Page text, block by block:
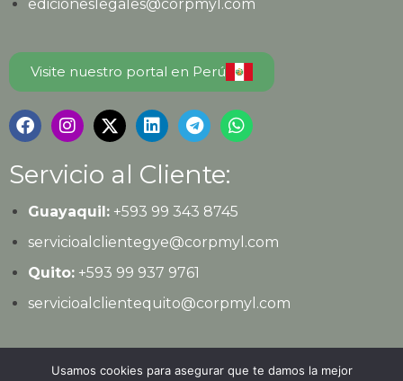
edicioneslegales@corpmyl.com
Visite nuestro portal en Perú
Servicio al Cliente:
Guayaquil:+593 99 343 8745
servicioalclientegye@corpmyl.com
Quito:+593 99 937 9761
servicioalclientequito@corpmyl.com
Usamos cookies para asegurar que te damos la mejor